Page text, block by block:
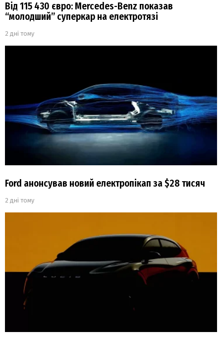
Від 115 430 євро: Mercedes-Benz показав
“молодший” суперкар на електротязі
2 дні тому
Ford анонсував новий електропікап за $28 тисяч
2 дні тому